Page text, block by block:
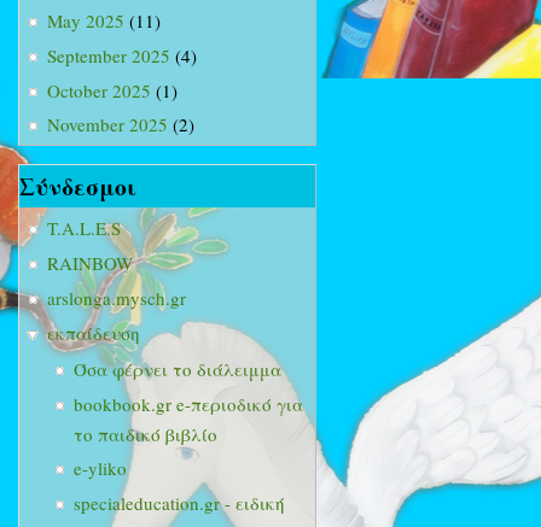
May 2025 (11)
September 2025 (4)
October 2025 (1)
November 2025 (2)
Σύνδεσμοι
T.A.L.E.S
RAINBOW
arslonga.mysch.gr
εκπαίδευση
Όσα φέρνει το διάλειμμα
bookbook.gr e-περιοδικό για
το παιδικό βιβλίο
e-yliko
specialeducation.gr - ειδική